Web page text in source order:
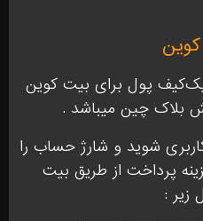
پول برای بیت کوین
بلاک چین میباشد .
شوید و شارژ حساب را
پرداخت از طریق بیت
زیر :